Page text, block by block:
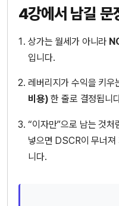
4강에서 남길 문
상가는 월세가 아니라
입니다.
레버리지가 수익을 키우
비용) 한 줄로 결정됩니
“이자만”으로 남는 것처
넣으면 DSCR이 무너져
니다.